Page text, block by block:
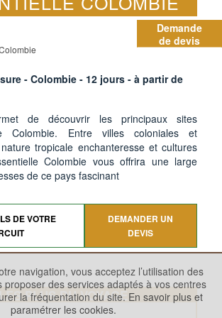
Demande
de devis
- Colombie - 12 jours - à partir de
de découvrir les principaux sites
Colombie. Entre villes coloniales et
tropicale enchanteresse et cultures
Colombie vous offrira une large
de ce pays fascinant
DE VOTRE
DEMANDER UN
DEVIS
LES PLUS DU VOYAGE
navigation, vous acceptez l’utilisation des
proposer des services adaptés à vos centres
la fréquentation du site. En savoir plus et
paramétrer les cookies.